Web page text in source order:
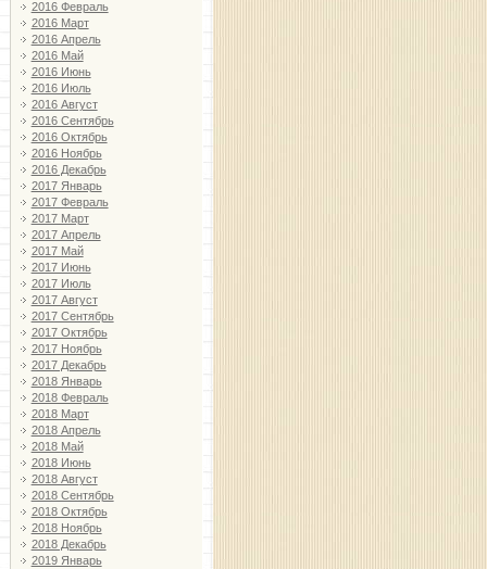
2016 Февраль
2016 Март
2016 Апрель
2016 Май
2016 Июнь
2016 Июль
2016 Август
2016 Сентябрь
2016 Октябрь
2016 Ноябрь
2016 Декабрь
2017 Январь
2017 Февраль
2017 Март
2017 Апрель
2017 Май
2017 Июнь
2017 Июль
2017 Август
2017 Сентябрь
2017 Октябрь
2017 Ноябрь
2017 Декабрь
2018 Январь
2018 Февраль
2018 Март
2018 Апрель
2018 Май
2018 Июнь
2018 Август
2018 Сентябрь
2018 Октябрь
2018 Ноябрь
2018 Декабрь
2019 Январь